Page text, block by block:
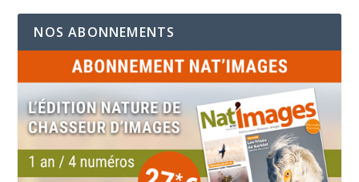
NOS ABONNEMENTS